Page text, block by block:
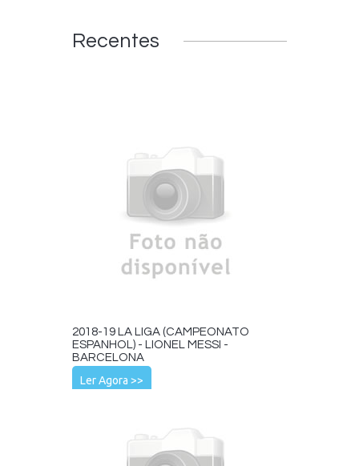
Recentes
2018-19 LA LIGA (CAMPEONATO
ESPANHOL) - LIONEL MESSI -
BARCELONA
Ler Agora >>